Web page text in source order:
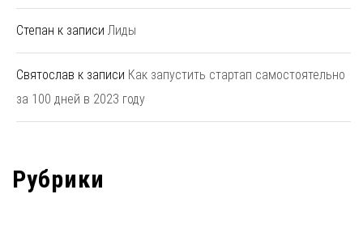
Степан к записи Лиды
Святослав к записи Как запустить стартап самостоятельно
за 100 дней в 2023 году
Рубрики